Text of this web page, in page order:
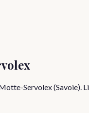
Servolex (Savoie).